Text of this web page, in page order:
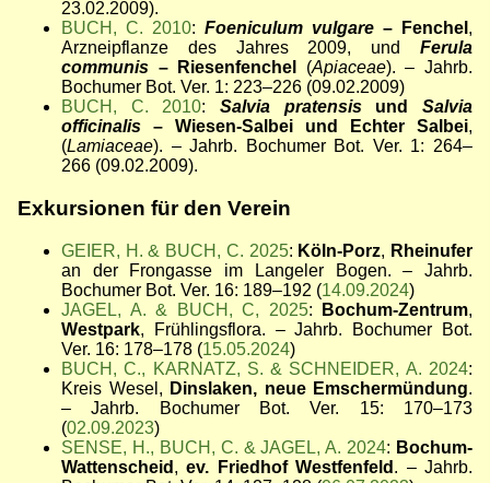
23.02.2009).
BUCH, C. 2010: Foeniculum vulgare – Fenchel ,
Arzneipflanze des Jahres 2009, und Ferula
communis – Riesenfenchel (Apiaceae). – Jahrb.
Bochumer Bot. Ver. 1: 223–226 (09.02.2009)
BUCH, C. 2010:Salvia pratensis undSalvia
officinalis – Wiesen-Salbei und Echter Salbei,
(Lamiaceae). – Jahrb. Bochumer Bot. Ver. 1: 264–
266 (09.02.2009).
Exkursionen für den Verein
GEIER, H. & BUCH, C. 2025: Köln-Porz, Rheinufer
an der Frongasse im Langeler Bogen. – Jahrb.
Bochumer Bot. Ver. 16: 189–192 (14.09.2024)
JAGEL, A. & BUCH, C, 2025: Bochum-Zentrum,
Westpark, Frühlingsflora. – Jahrb. Bochumer Bot.
Ver. 16: 178–178 (15.05.2024)
BUCH, C., KARNATZ, S. & SCHNEIDER, A. 2024:
Kreis Wesel, Dinslaken, neue Emschermündung.
– Jahrb. Bochumer Bot. Ver. 15: 170–173
(02.09.2023)
SENSE, H., BUCH, C. & JAGEL, A. 2024: Bochum-
Wattenscheid ,ev. Friedhof Westfenfeld . – Jahrb.